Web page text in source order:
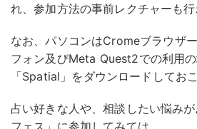
れ、参加方法の事前レクチャーも行
なお、パソコンはCromeブラウザ
フォン及びMeta Quest2での利用
「Spatial」をダウンロードしておこ
占い好きな人や、相談したい悩み
フェス」に参加してみては。